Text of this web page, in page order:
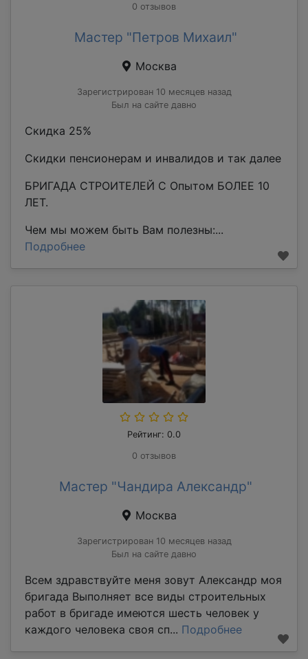
0 отзывов
Мастер "Петров Михаил"
Москва
Зарегистрирован 10 месяцев назад
Был на сайте давно
Скидка 25%
Скидки пенсионерам и инвалидов и так далее
БРИГАДА СТРОИТЕЛЕЙ С Опытом БОЛЕЕ 10
ЛЕТ.
Чем мы можем быть Вам полезны:...
Подробнее
Рейтинг: 0.0
0 отзывов
Мастер "Чандира Александр"
Москва
Зарегистрирован 10 месяцев назад
Был на сайте давно
Всем здравствуйте меня зовут Александр моя
бригада Выполняет все виды строительных
работ в бригаде имеются шесть человек у
каждого человека своя сп... Подробнее